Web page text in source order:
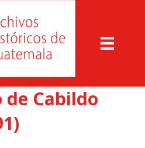
de Cabildo